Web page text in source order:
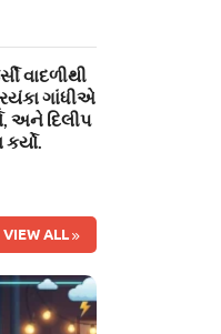
વાદળીથી
ગાંધીએ
અને દિલીપ
VIEW ALL